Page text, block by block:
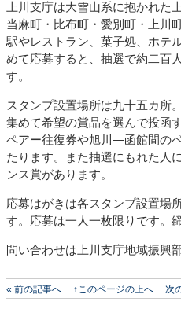
上川支庁は大雪山系に抱かれた
当麻町・比布町・愛別町・上川
駅やレストラン、菓子処、ホテ
めて応募すると、抽選で約二百
す。
スタンプ設置場所は九十五カ所
集めて希望の賞品を選んで投函
ペアー往復券や旭川―函館間の
たります。また抽選にもれた人
ンス賞があります。
応募はがきは各スタンプ設置場
す。応募は一人一枚限りです。
問い合わせは上川支庁地域振興
« 前の記事へ ↑このページの上へ 次